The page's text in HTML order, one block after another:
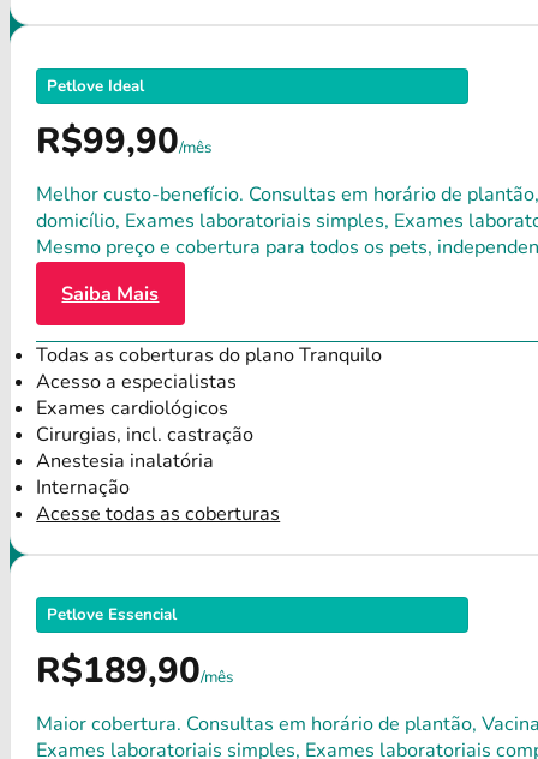
Petlove Ideal
R$99,90/mês
Melhor custo-benefício. Consultas em horário de
domicílio, Exames laboratoriais simples, Exames
Mesmo preço e cobertura para todos os pets,
Saiba Mais
Todas as coberturas do plano Tranquilo
Acesso a especialistas
Exames cardiológicos
Cirurgias, incl. castração
Anestesia inalatória
Internação
Acesse todas as coberturas
Petlove Essencial
R$189,90/mês
Maior cobertura. Consultas em horário de plantão,
Exames laboratoriais simples, Exames laboratoriais